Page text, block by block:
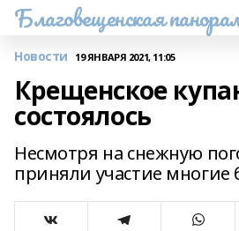
Благовещенская
Новости 19 ЯНВАРЯ 2021, 11:05
Крещенское
состоялось
Несмотря на снежную
приняли участие